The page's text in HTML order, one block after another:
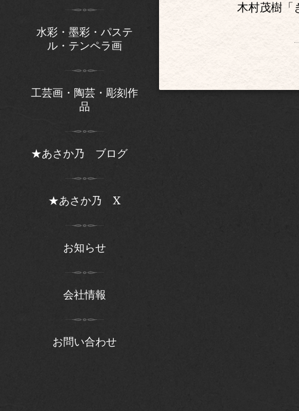
木村茂樹
水彩・墨彩・パステ
ル・テンペラ画
工芸画・陶芸・彫刻作
品
★あさか乃 ブログ
★あさか乃 X
お知らせ
会社情報
お問い合わせ